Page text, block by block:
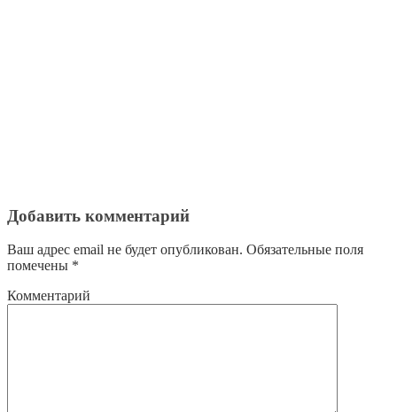
Добавить комментарий
Ваш адрес email не будет опубликован. Обязательные поля
помечены *
Комментарий